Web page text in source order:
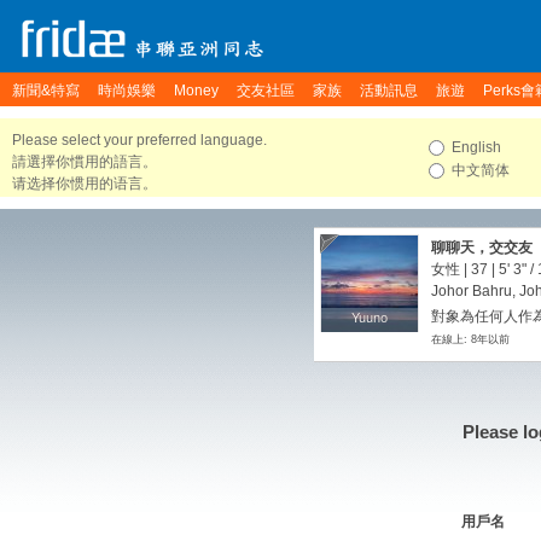
新聞&特寫 時尚娛樂 Money 交友社區 家族 活動訊息 旅遊 Perks會
Please select your preferred language.
請選擇你慣用的語言。
请选择你惯用的语言。
English
中文简体
Yuuno
Yuuno
聊聊天，交交友
女性 | 37 | 5' 3" /
Johor Bahru,
對象為任何人作
在線上: 8年以前
Please
用戶名